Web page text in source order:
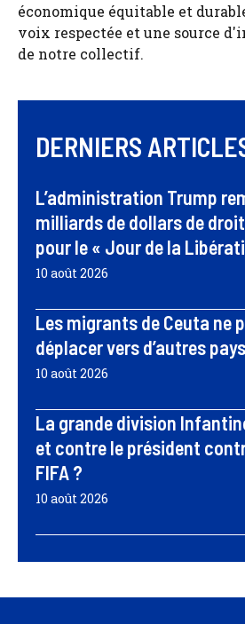
économique équitable et
voix respectée et une source
de notre collectif.
DERNIERS
L’administration Trump
milliards de dollars de
pour le « Jour de la
10 août 2026
Les migrants de Ceuta ne
déplacer vers d’autres
10 août 2026
La grande division
et contre le président
FIFA ?
10 août 2026